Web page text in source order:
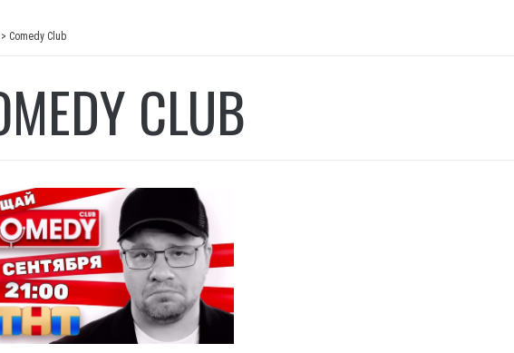
> Comedy Club
CLUB